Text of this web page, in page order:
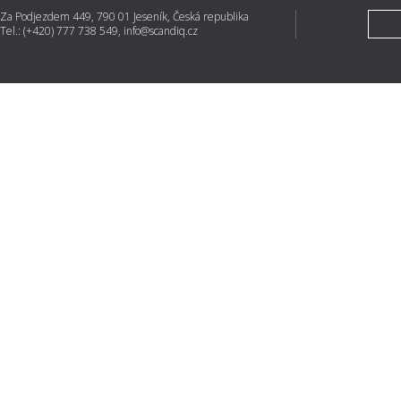
Za Podjezdem 449, 790 01 Jeseník, Česká republika
Tel.: (+420) 777 738 549, info@scandiq.cz